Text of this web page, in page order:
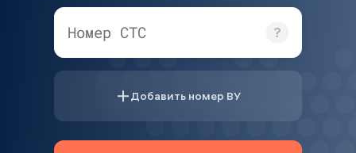
Номер СТС
Добавить номер ВУ